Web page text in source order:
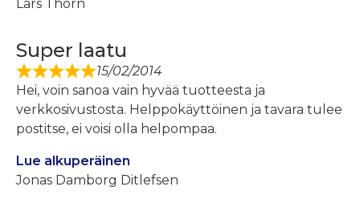
Lars Thorn
Super laatu
15/02/2014
Hei, voin sanoa vain hyvää tuotteesta ja
verkkosivustosta. Helppokäyttöinen ja tavara tulee
postitse, ei voisi olla helpompaa.
Lue alkuperäinen
Jonas Damborg Ditlefsen